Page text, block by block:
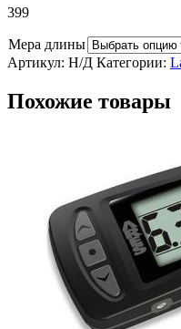
399
Мера длины
Артикул: Н/Д Категории:
Похожие товары